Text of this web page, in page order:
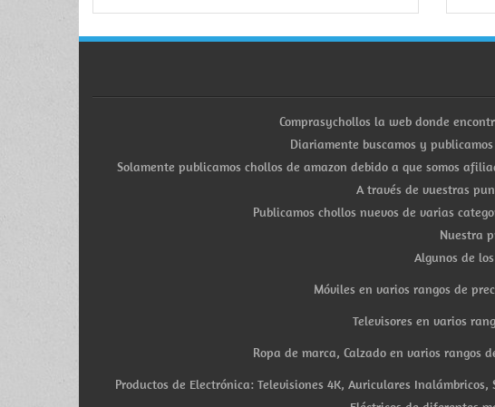
Comprasychollos la web donde
Diariamente buscamos y
Solamente publicamos chollos de amazon debido a que somos
A través de vuestras
Publicamos chollos nuevos de varias
Nuestra
Algunos de
Móviles en varios rangos de
Televisores en varios
Ropa de marca, Calzado en varios rangos
Productos de Electrónica: Televisiones 4K, Auriculares